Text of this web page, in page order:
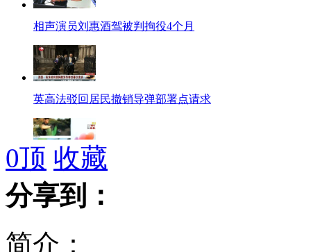
相声演员刘惠酒驾被判拘役4个月
英高法驳回居民撤销导弹部署点请求
小伙身绑氢气球 千米高空飞行42公里
一条食人鱼奖千元 五百人江边齐垂钓
0顶 收藏
分享到：
简介：